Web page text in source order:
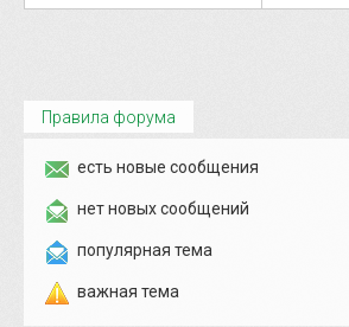
Правила форума
есть новые сообщения
нет новых сообщений
популярная тема
важная тема